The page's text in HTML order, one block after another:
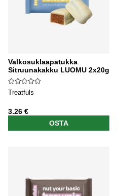
Valkosuklaapatukka
Sitruunakakku LUOMU 2x20g
Treatfuls
3.26 €
OSTA